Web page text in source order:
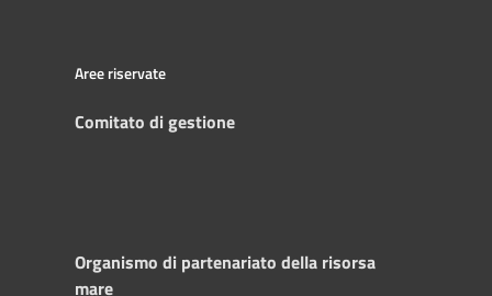
Aree riservate
Comitato di gestione
Organismo di partenariato della risorsa
mare